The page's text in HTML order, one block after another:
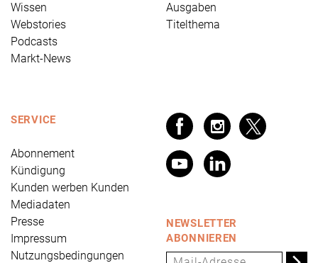
Wissen
Webstories
Podcasts
Markt-News
Ausgaben
Titelthema
SERVICE
Abonnement
Kündigung
Kunden werben Kunden
Mediadaten
Presse
Impressum
Nutzungsbedingungen
NEWSLETTER
ABONNIEREN